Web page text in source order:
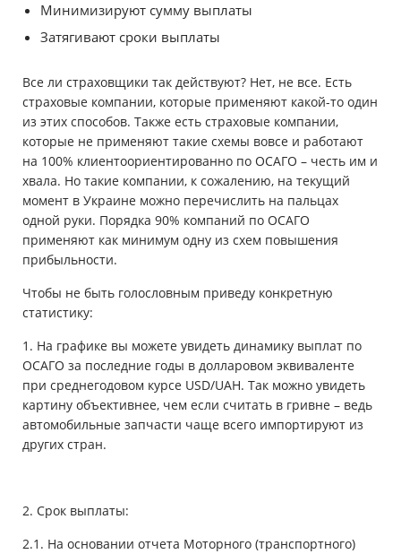
Минимизируют сумму выплаты
Затягивают сроки выплаты
Все ли страховщики так действуют? Нет, не все. Есть
страховые компании, которые применяют какой-то один
из этих способов. Также есть страховые компании,
которые не применяют такие схемы вовсе и работают
на 100% клиентоориентированно по ОСАГО – честь им и
хвала. Но такие компании, к сожалению, на текущий
момент в Украине можно перечислить на пальцах
одной руки. Порядка 90% компаний по ОСАГО
применяют как минимум одну из схем повышения
прибыльности.
Чтобы не быть голословным приведу конкретную
статистику:
1. На графике вы можете увидеть динамику выплат по
ОСАГО за последние годы в долларовом эквиваленте
при среднегодовом курсе USD/UAH. Так можно увидеть
картину объективнее, чем если считать в гривне – ведь
автомобильные запчасти чаще всего импортируют из
других стран.
2. Срок выплаты:
2.1. На основании отчета Моторного (транспортного)